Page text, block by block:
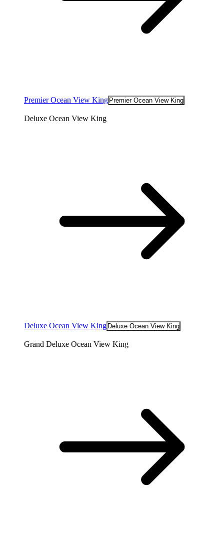
Premier Ocean View King Premier Ocean View King
Deluxe Ocean View King
Deluxe Ocean View King Deluxe Ocean View King
Grand Deluxe Ocean View King